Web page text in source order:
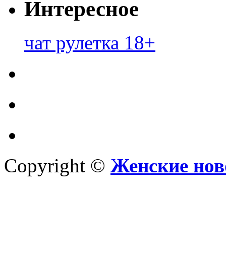
Интересное
чат рулетка 18+
Copyright © Женские